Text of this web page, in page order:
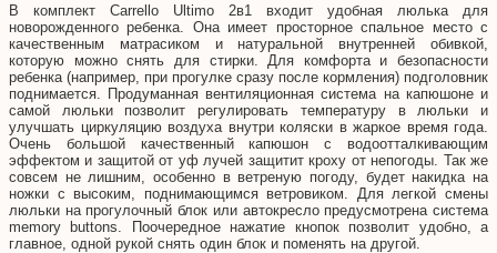
В комплект Carrello Ultimo 2в1 входит удобная люлька для
новорожденного ребенка. Она имеет просторное спальное место с
качественным матрасиком и натуральной внутренней обивкой,
которую можно снять для стирки. Для комфорта и безопасности
ребенка (например, при прогулке сразу после кормления) подголовник
поднимается. Продуманная вентиляционная система на капюшоне и
самой люльки позволит регулировать температуру в люльки и
улучшать циркуляцию воздуха внутри коляски в жаркое время года.
Очень большой качественный капюшон с водоотталкивающим
эффектом и защитой от уф лучей защитит кроху от непогоды. Так же
совсем не лишним, особенно в ветреную погоду, будет накидка на
ножки с высоким, поднимающимся ветровиком. Для легкой смены
люльки на прогулочный блок или автокресло предусмотрена система
memory buttons. Поочередное нажатие кнопок позволит удобно, а
главное, одной рукой снять один блок и поменять на другой.